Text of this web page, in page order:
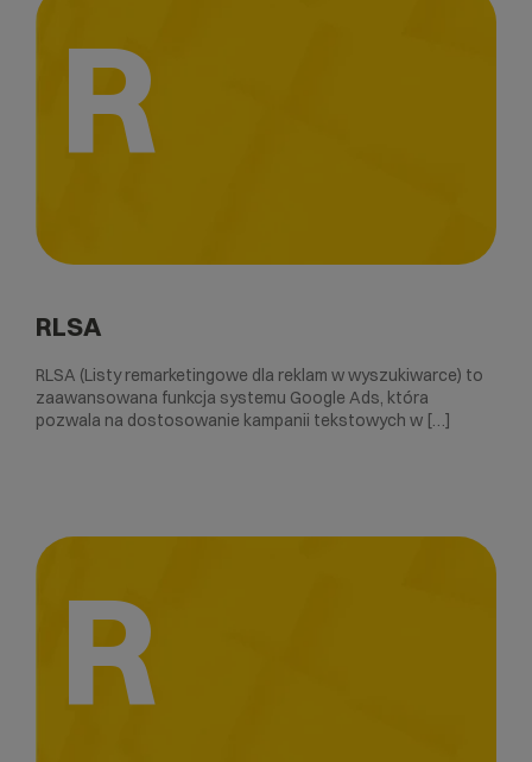
R
RLSA
RLSA (Listy remarketingowe dla reklam w wyszukiwarce) to
zaawansowana funkcja systemu Google Ads, która
pozwala na dostosowanie kampanii tekstowych w […]
R